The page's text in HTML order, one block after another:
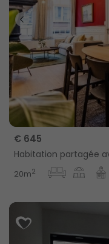
€ 645
Habitation partagée
20m2